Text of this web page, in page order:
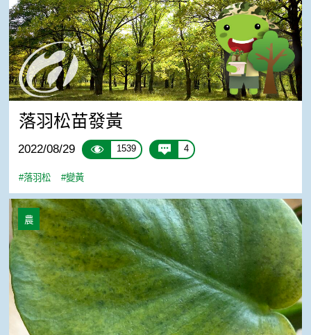
落羽松苗發黃
2022/08/29 1539 4
#落羽松 #變黃
龜背芋其中一片葉子表面充滿凹洞
農